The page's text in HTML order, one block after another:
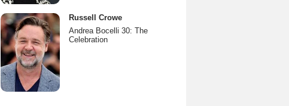
Russell Crowe
Andrea Bocelli 30: The
Celebration